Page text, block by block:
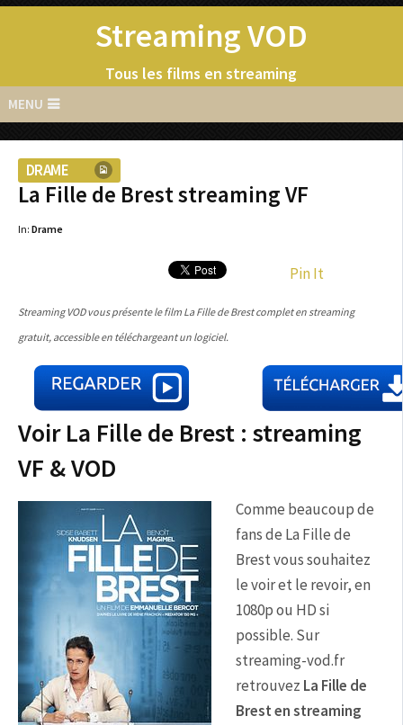
Streaming VOD
Tous les films en streaming
MENU
DRAME
La Fille de Brest streaming VF
In: Drame
Pin It
Streaming VOD vous présente le film La Fille de Brest complet en streaming
gratuit, accessible en téléchargeant un logiciel.
Voir La Fille de Brest : streaming
VF & VOD
Comme beaucoup de
fans de La Fille de
Brest vous souhaitez
le voir et le revoir, en
1080p ou HD si
possible. Sur
streaming-vod.fr
retrouvez La Fille de
Brest en streaming